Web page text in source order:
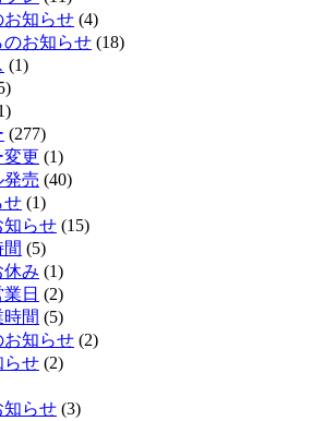
お知らせ (4)
お知らせ (18)
(1)
(277)
変更 (1)
発売 (40)
せ (1)
知らせ (15)
(5)
休み (1)
日 (2)
間 (5)
お知らせ (2)
らせ (2)
知らせ (3)